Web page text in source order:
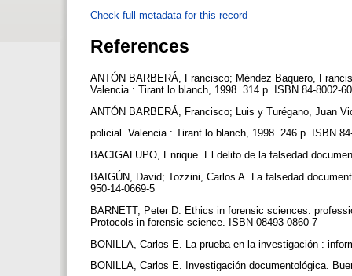
Check full metadata for this record
References
ANTÓN BARBERÁ, Francisco; Méndez Baquero,
Valencia : Tirant lo blanch, 1998. 314 p. ISBN 84-8002-
ANTÓN BARBERÁ, Francisco; Luis y Turégano, Juan
policial. Valencia : Tirant lo blanch, 1998. 246 p. ISBN
BACIGALUPO, Enrique. El delito de la falsedad
BAIGÚN, David; Tozzini, Carlos A. La falsedad
950-14-0669-5
BARNETT, Peter D. Ethics in forensic sciences:
Protocols in forensic science. ISBN 08493-0860-7
BONILLA, Carlos E. La prueba en la investigación :
BONILLA, Carlos E. Investigación documentológica.